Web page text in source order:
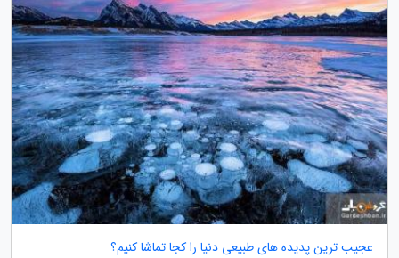
عجیب ترین پدیده های طبیعی دنیا را کجا تماشا کنیم؟